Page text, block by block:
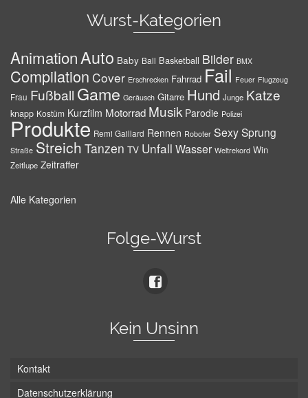
Wurst-Kategorien
AnimationAuto Baby Ball Basketball Bilder BMX
Compilation Cover Erschrecken Fahrrad Fail Feuer Flugzeug
Frau Fußball Game Geräusch Gitarre Hund Junge Katze
knapp Kostüm Kurzfilm Motorrad Musik Parodie Polizei
Produkte Remi Gaillard Rennen Roboter SexySprung
Straße Streich Tanzen TV Unfall Wasser Weltrekord Win
Zeitlupe Zeitraffer
Alle Kategorien
Folge-Wurst
Kein Unsinn
Kontakt
Datenschutzerklärung